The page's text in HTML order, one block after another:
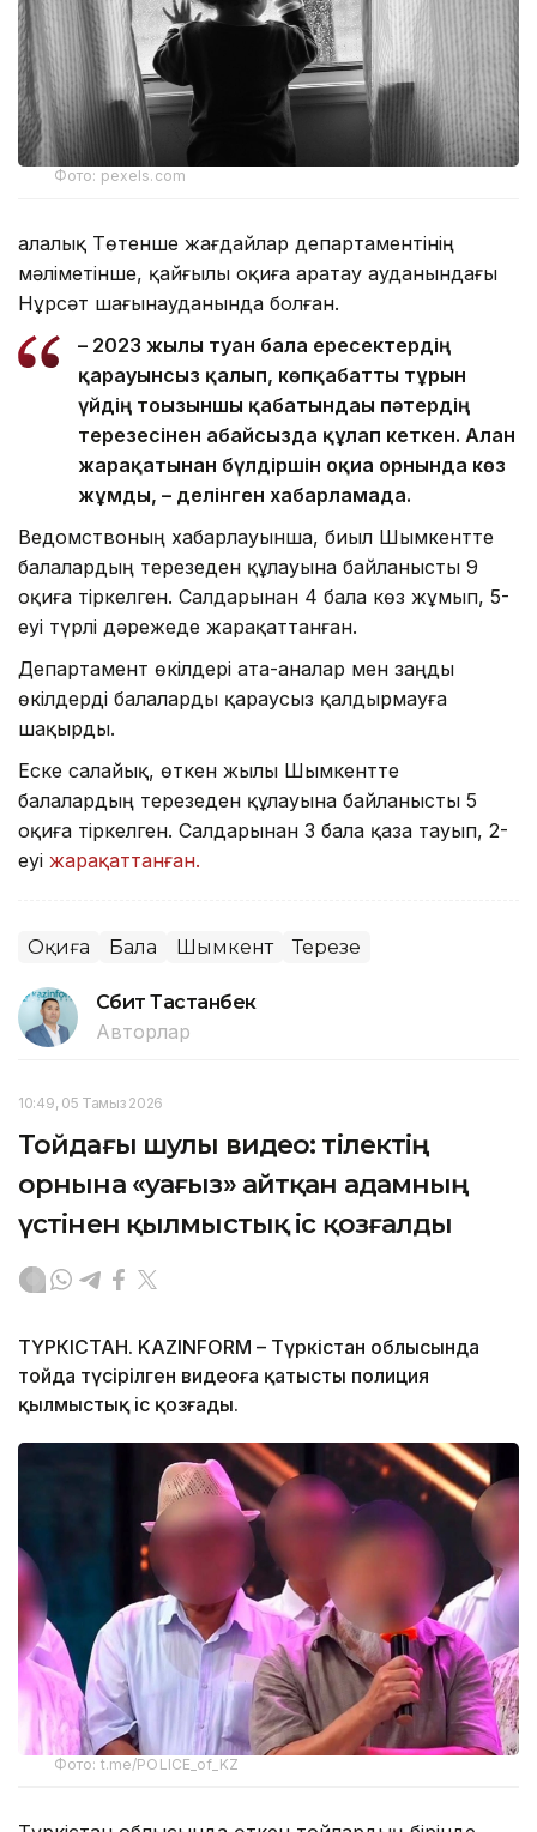
Фото: pexels.com
Қалалық Төтенше жағдайлар департаментінің
мәліметінше, қайғылы оқиға Қаратау ауданындағы
Нұрсәт шағынауданында болған.
– 2023 жылы туған бала ересектердің
қарауынсыз қалып, көпқабатты тұрғын
үйдің тоғызыншы қабатындағы пәтердің
терезесінен абайсызда құлап кеткен. Алған
жарақатынан бүлдіршін оқиға орнында көз
жұмды, – делінген хабарламада.
Ведомствоның хабарлауынша, биыл Шымкентте
балалардың терезеден құлауына байланысты 9
оқиға тіркелген. Салдарынан 4 бала көз жұмып, 5-
еуі түрлі дәрежеде жарақаттанған.
Департамент өкілдері ата-аналар мен заңды
өкілдерді балаларды қараусыз қалдырмауға
шақырды.
Еске салайық, өткен жылы Шымкентте
балалардың терезеден құлауына байланысты 5
оқиға тіркелген. Салдарынан 3 бала қаза тауып, 2-
еуі жарақаттанған.
Оқиға Бала Шымкент Терезе
Сәбит Тастанбек
Авторлар
10:49, 05 Тамыз 2026
Тойдағы шулы видео: тілектің
орнына «уағыз» айтқан адамның
үстінен қылмыстық іс қозғалды
ТҮРКІСТАН. KAZINFORM – Түркістан облысында
тойда түсірілген видеоға қатысты полиция
қылмыстық іс қозғады.
Фото: t.me/POLICE_of_KZ